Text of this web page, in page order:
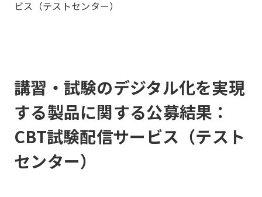
ビス（テストセンター）
講習・試験のデジタル化を実現
する製品に関する公募結果：
CBT試験配信サービス（テスト
センター）